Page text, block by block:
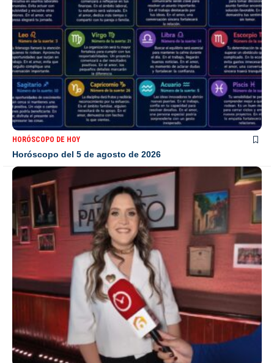
HORÓSCOPO DE HOY
Horóscopo del 5 de agosto de 2026